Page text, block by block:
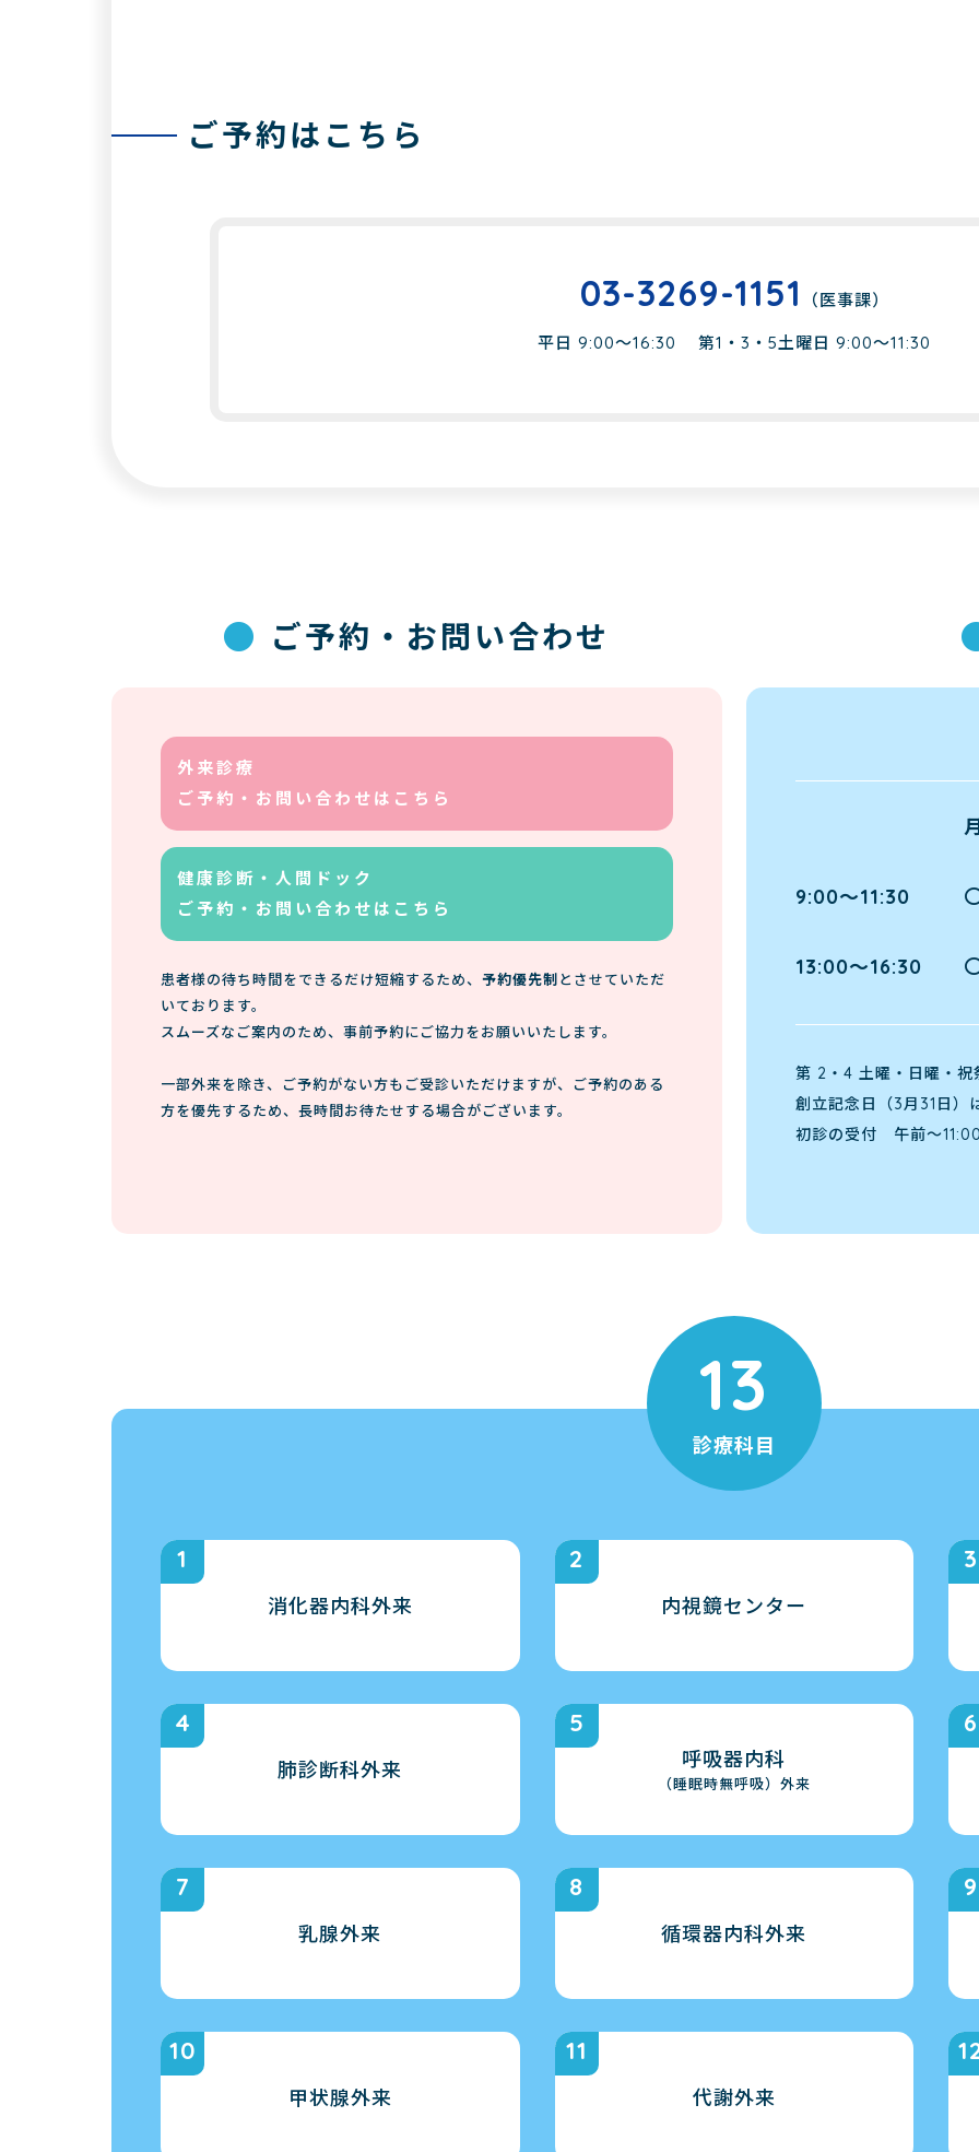
ご予約はこちら
03-3269-1151 （医事課）
平日 9:00～16:30 第1・3・5土曜日 9:00～11:30
● ご予約・お問い合わせ
外来診療
ご予約・お問い合わせはこちら
健康診断・人間ドック
ご予約・お問い合わせはこちら
患者様の待ち時間をできるだけ短縮するため、 予約優先制 とさせていただ
いております。
スムーズなご案内のため、事前予約にご協力をお願いいたします。
一部外来を除き、ご予約がない方もご受診いただけますが、ご予約のある
方を優先するため、長時間お待たせする場合がございます。
9:00～11:30
13:00～16:30
第 2・4 土曜・日曜・祝
創立記念日（3月31日）
初診の受付 午前～
13
診療科目
消化器内科外来 内視鏡センター
肺診断科外来 呼吸器内科
（睡眠時無呼吸）外来
乳腺外来 循環器内科外来
甲状腺外来 代謝外来